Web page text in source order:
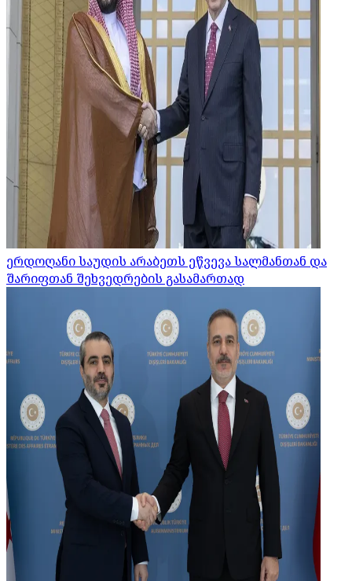
ერდოღანი საუდის არაბეთს ეწვევა სალმანთან და
შარიფთან შეხვედრების გასამართად